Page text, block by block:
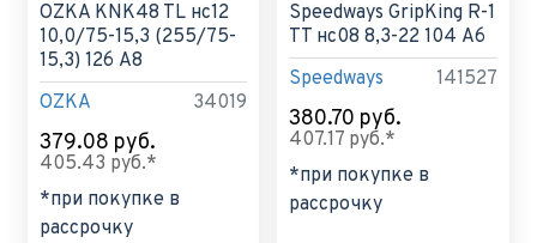
OZKA 34019
OZKA KNK48 TL нс12
10,0/75-15,3 (255/75-
15,3) 126 A8
379.08 руб.
405.43 руб.*
*при покупке в
рассрочку
Speedways 141527
Speedways GripKing R-1
TT нс08 8,3-22 104 A6
380.70 руб.
407.17 руб.*
*при покупке в
рассрочку